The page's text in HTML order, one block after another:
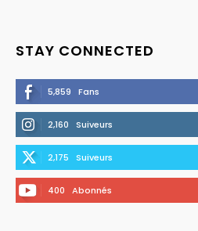
STAY CONNECTED
5,859 Fans
2,160 Suiveurs
2,175 Suiveurs
400 Abonnés